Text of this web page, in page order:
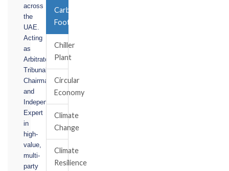
across
the
UAE.
Acting
as
Arbitrator,
Tribunal
Chairman,
and
Independent
Expert
in
high-
value,
multi-
party
Carbon
Footprint
Chiller
Plant
Circular
Economy
Climate
Change
Climate
Resilience